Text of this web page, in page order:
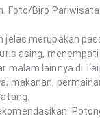
Foto/Biro
jelas merupakan
asing,
malam lainnya di
makanan,